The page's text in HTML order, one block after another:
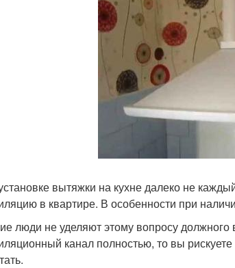
вытяжки на кухне далеко не
в квартире. В особенности при
люди не уделяют этому вопросу
канал полностью, то вы